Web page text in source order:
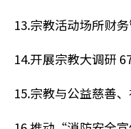
13.宗教活动场所财
14.开展宗教大调研
15.宗教与公益慈善